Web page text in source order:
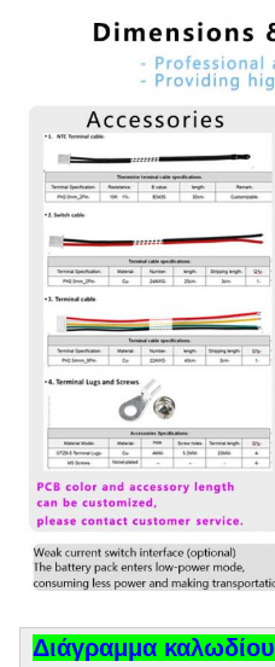
Διάγραμμα καλωδίου